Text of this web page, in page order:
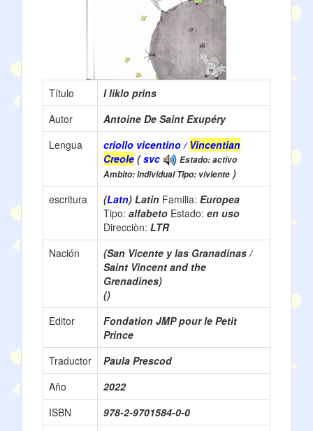
Título
I liklo prins
Autor
Antoine De Saint Exupéry
Lengua
criollo vicentino / Vincentian
Creole (svc
Estado: activo
Àmbito: individual Tipo: viviente )
escritura
(Latn) Latin Familia: Europea
Tipo: alfabeto Estado: en uso
Direcciòn: LTR
Nación
(San Vicente y las Granadinas /
Saint Vincent and the
Grenadines)
()
Editor
Fondation JMP pour le Petit
Prince
Traductor
Paula Prescod
Año
2022
ISBN
978-2-9701584-0-0